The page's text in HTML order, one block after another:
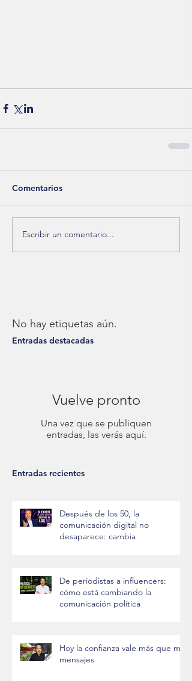
Comentarios
Escribir un comentario...
No hay etiquetas aún.
Entradas destacadas
Vuelve pronto
Una vez que se publiquen
entradas, las verás aquí.
Entradas recientes
Después de los 50, la
comunicación digital no
desaparece: cambia
De periodistas a influencers:
cómo está cambiando la
comunicación política
Hoy la confianza vale más que mil
mensajes